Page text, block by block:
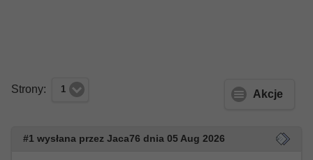
Strony: 1 Akcje
#1 wysłana przez Jaca76 dnia 05 Aug 2026